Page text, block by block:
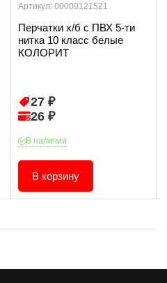
Артикул: 00000121521
Перчатки х/б с ПВХ 5-ти
нитка 10 класс белые
КОЛОРИТ
27 ₽
26 ₽
В наличии
В корзину